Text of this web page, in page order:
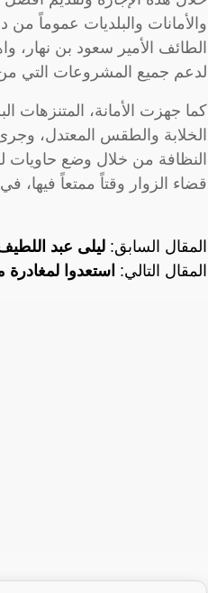
والأمانات والبلديات عموماً
الطائف الأمير سعود بن نهار،
لدعم جميع المشروعات التي من
كما جهزت الأمانة، المتنزهات
الخلابة والطقس المعتدل،
النظافة من خلال وضع حاويات
قضاء الزوار وقتاً ممتعاً فيها،
المقال السابق: ليلى عبد
المقال التالي: استعدوا